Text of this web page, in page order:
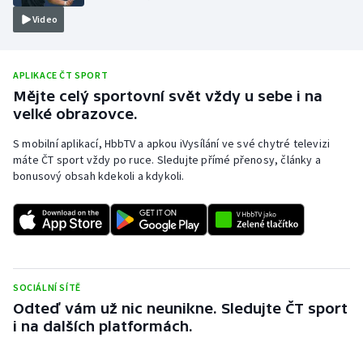
Plavání
Ragby
Rychlobruslení
Rychlostní kanoistika
Short track
Stolní tenis
Triatlon
Video
APLIKACE ČT SPORT
Mějte celý sportovní svět vždy u sebe i na
velké obrazovce.
S mobilní aplikací, HbbTV a apkou iVysílání ve své chytré televizi
máte ČT sport vždy po ruce. Sledujte přímé přenosy, články a
bonusový obsah kdekoli a kdykoli.
SOCIÁLNÍ SÍTĚ
Odteď vám už nic neunikne. Sledujte ČT sport
i na dalších platformách.